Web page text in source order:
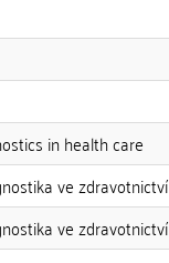
in health care
ve zdravotnictví
ve zdravotnictví